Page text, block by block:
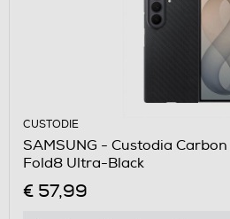
CUSTODIE
SAMSUNG - Custodia
Fold8 Ultra-Black
€ 57,99